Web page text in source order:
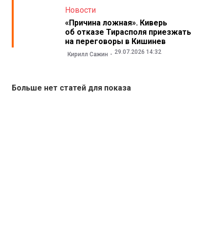
Новости
«Причина ложная». Киверь
об отказе Тирасполя приезжать
на переговоры в Кишинев
Кирилл Сажин 29.07.2026 14:32
Больше нет статей для показа